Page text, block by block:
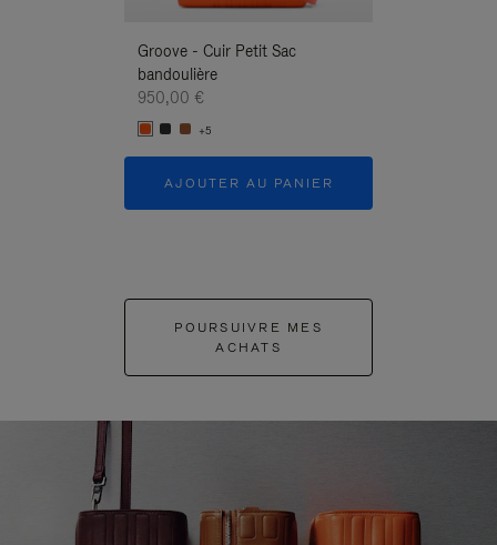
Groove - Cuir Petit Sac
bandoulière
950,00 €
+5
AJOUTER AU PANIER
POURSUIVRE MES
ACHATS